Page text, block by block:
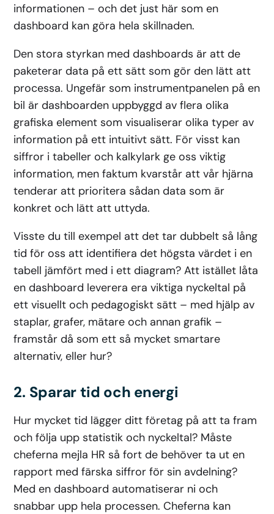
informationen – och det just här som en
dashboard kan göra hela skillnaden.
Den stora styrkan med dashboards är att de
paketerar data på ett sätt som gör den lätt att
processa. Ungefär som instrumentpanelen på en
bil är dashboarden uppbyggd av flera olika
grafiska element som visualiserar olika typer av
information på ett intuitivt sätt. För visst kan
siffror i tabeller och kalkylark ge oss viktig
information, men faktum kvarstår att vår hjärna
tenderar att prioritera sådan data som är
konkret och lätt att uttyda.
Visste du till exempel att det tar dubbelt så lång
tid för oss att identifiera det högsta värdet i en
tabell jämfört med i ett diagram? Att istället låta
en dashboard leverera era viktiga nyckeltal på
ett visuellt och pedagogiskt sätt – med hjälp av
staplar, grafer, mätare och annan grafik –
framstår då som ett så mycket smartare
alternativ, eller hur?
2. Sparar tid och energi
Hur mycket tid lägger ditt företag på att ta fram
och följa upp statistik och nyckeltal? Måste
cheferna mejla HR så fort de behöver ta ut en
rapport med färska siffror för sin avdelning?
Med en dashboard automatiserar ni och
snabbar upp hela processen. Cheferna kan